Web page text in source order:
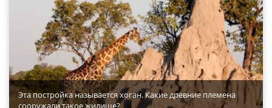
Эта постройка называется хоган. Какие древние племена
сооружали такое жилище?